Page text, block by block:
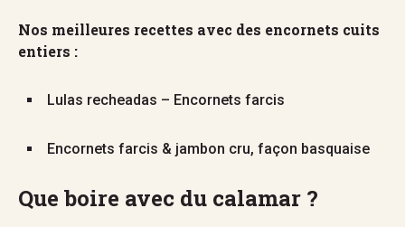
Nos meilleures recettes avec des encornets cuits
entiers :
Lulas recheadas – Encornets farcis
Encornets farcis & jambon cru, façon basquaise
Que boire avec du calamar ?